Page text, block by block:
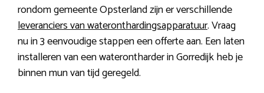
rondom gemeente Opsterland zijn er verschillende
leveranciers van wateronthardingsapparatuur. Vraag
nu in 3 eenvoudige stappen een offerte aan. Een laten
installeren van een waterontharder in Gorredijk heb je
binnen mun van tijd geregeld.